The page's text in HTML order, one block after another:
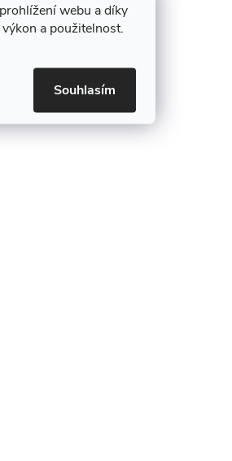
webu a díky
a použitelnost.
Souhlasím